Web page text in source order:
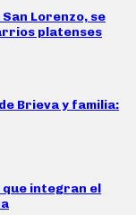
Lorenzo, se
platenses
Brieva y familia:
que integran el